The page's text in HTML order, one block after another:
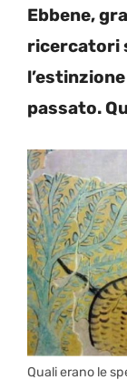
Ebbene,
ricercatori
passato.
Quali erano le